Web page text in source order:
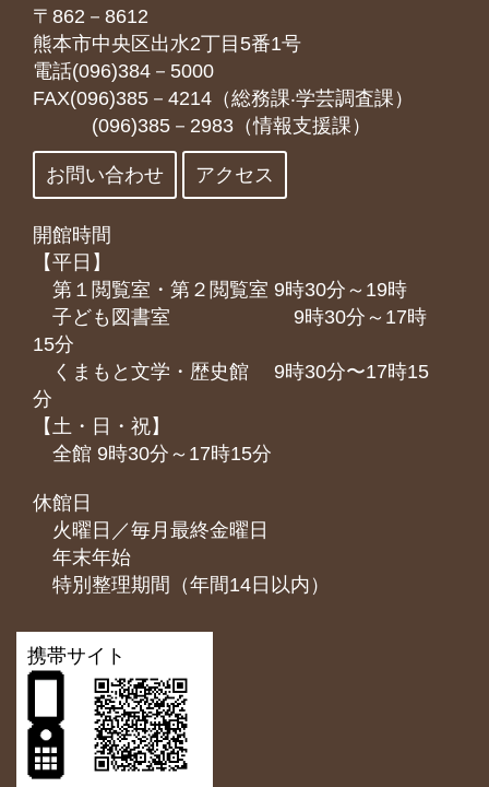
〒862－8612
熊本市中央区出水2丁目5番1号
電話(096)384－5000
FAX(096)385－4214（総務課‧学芸調査課）
(096)385－2983（情報支援課）
お問い合わせ アクセス
開館時間
【平日】
第１閲覧室・第２閲覧室 9時30分～19時
子ども図書室 9時30分～17時
15分
くまもと⽂学・歴史館 9時30分〜17時15
分
【土・日・祝】
全館 9時30分～17時15分
休館日
火曜日／毎月最終金曜日
年末年始
特別整理期間（年間14日以内）
携帯サイト